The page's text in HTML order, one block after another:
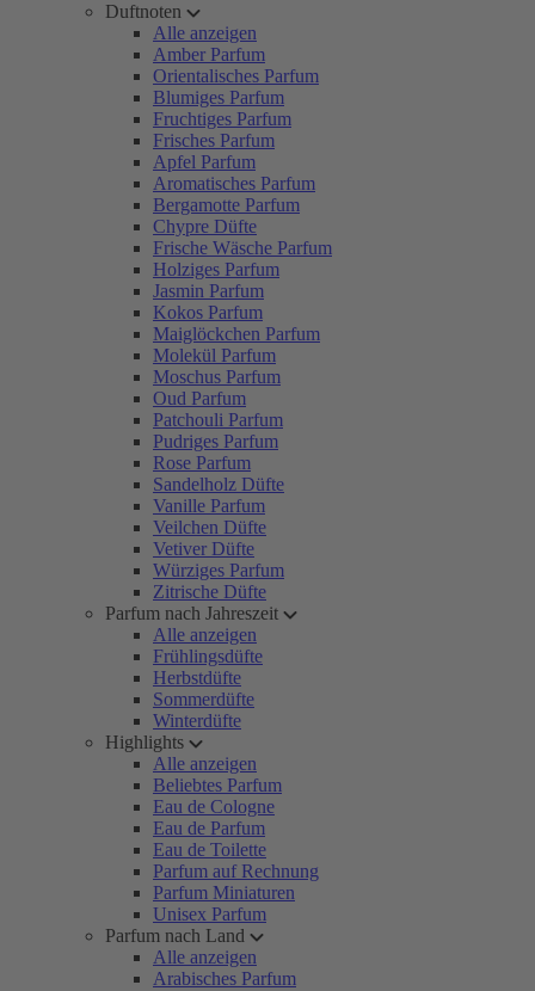
Duftnoten
Alle anzeigen
Amber Parfum
Orientalisches Parfum
Blumiges Parfum
Fruchtiges Parfum
Frisches Parfum
Apfel Parfum
Aromatisches Parfum
Bergamotte Parfum
Chypre Düfte
Frische Wäsche Parfum
Holziges Parfum
Jasmin Parfum
Kokos Parfum
Maiglöckchen Parfum
Molekül Parfum
Moschus Parfum
Oud Parfum
Patchouli Parfum
Pudriges Parfum
Rose Parfum
Sandelholz Düfte
Vanille Parfum
Veilchen Düfte
Vetiver Düfte
Würziges Parfum
Zitrische Düfte
Parfum nach Jahreszeit
Alle anzeigen
Frühlingsdüfte
Herbstdüfte
Sommerdüfte
Winterdüfte
Highlights
Alle anzeigen
Beliebtes Parfum
Eau de Cologne
Eau de Parfum
Eau de Toilette
Parfum auf Rechnung
Parfum Miniaturen
Unisex Parfum
Parfum nach Land
Alle anzeigen
Arabisches Parfum